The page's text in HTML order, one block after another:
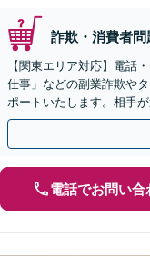
詐欺・消費者問
【関東エリア対応】電話
仕事」などの副業詐欺や
ポートいたします。相手
籍】事務所内で連携し問
電話でお問い合